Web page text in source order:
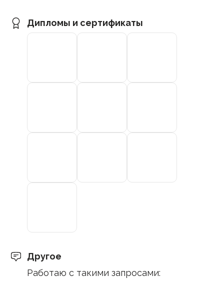
Дипломы и сертификаты
Другое
Работаю с такими запросами: